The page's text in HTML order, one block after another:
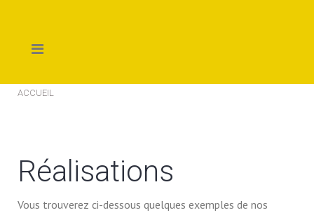
ACCUEIL
Réalisations
Vous trouverez ci-dessous quelques exemples de nos